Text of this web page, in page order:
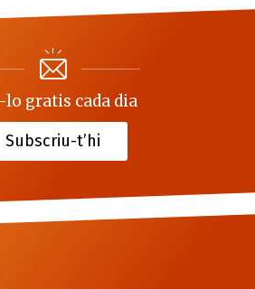
lo gratis cada dia
Subscriu-t’hi